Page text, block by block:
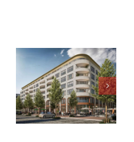
De Nieuwe
Defensie ,
Toren 1 te
Utrecht